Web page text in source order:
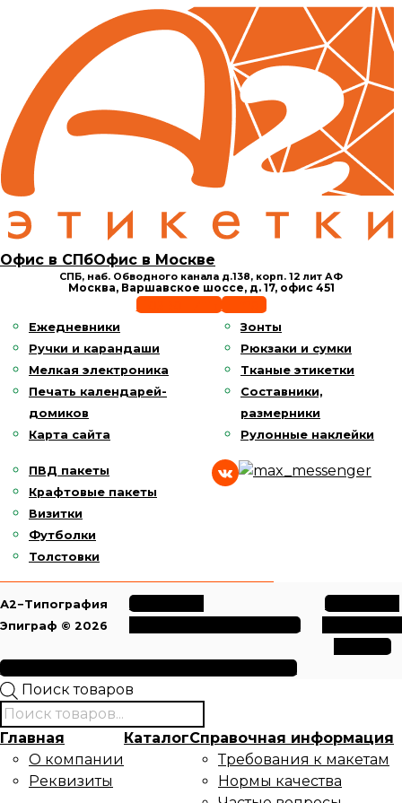
Офис в СПбОфис в Москве
СПБ, наб. Обводного канала д.138, корп. 12 лит АФ
Москва, Варшавское шоссе, д. 17, офис 451
Позвонить E-mail
Ежедневники
Ручки и карандаши
Мелкая электроника
Печать календарей-
домиков
Карта сайта
ПВД пакеты
Крафтовые пакеты
Визитки
Футболки
Толстовки
Зонты
Рюкзаки и сумки
Тканые этикетки
Составники,
размерники
Рулонные наклейки
А2−Типография
Эпиграф © 2026
Политика
конфиденциальности
Политика
данных
Условия использования файлов cookie
Поиск товаров
Главная
О компании
Реквизиты
КаталогСправочная информация
Требования к макетам
Нормы качества